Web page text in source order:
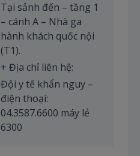
Tại sảnh đến – tầng 1
– cánh A – Nhà ga
hành khách quốc nội
(T1).
+ Địa chỉ liên hệ:
Đội y tế khẩn nguy –
điện thoại:
04.3587.6600 máy lẻ
6300